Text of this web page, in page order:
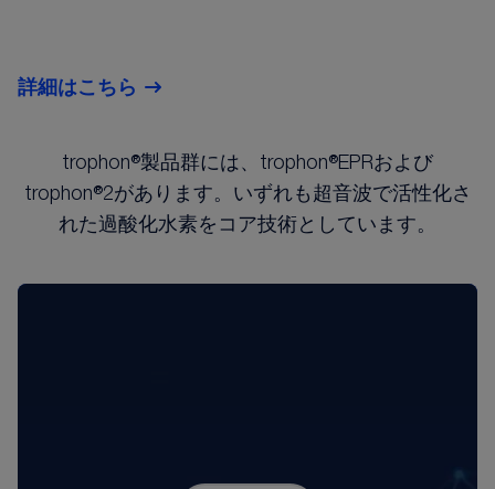
詳細はこちら
trophon®製品群には、trophon®EPRおよび
trophon®2があります。いずれも超音波で活性化さ
れた過酸化水素をコア技術としています。